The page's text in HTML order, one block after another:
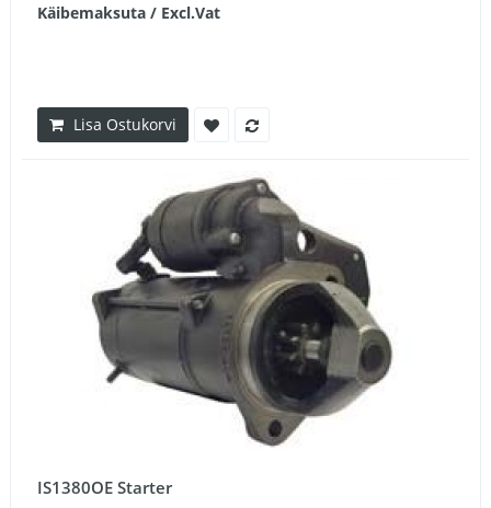
Käibemaksuta / Excl.Vat
Lisa Ostukorvi
IS1380OE Starter